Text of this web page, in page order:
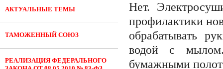
АКТУАЛЬНЫЕ ТЕМЫ
ТАМОЖЕННЫЙ СОЮЗ
РЕАЛИЗАЦИЯ ФЕДЕРАЛЬНОГО
Нет.
профилактики
обрабатывать
водой с
бумажными